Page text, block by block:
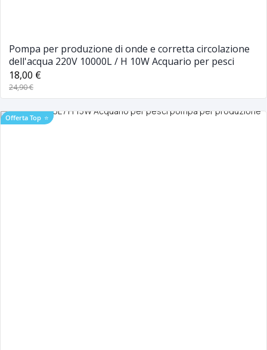
Pompa per produzione di onde e corretta circolazione
dell'acqua 220V 10000L / H 10W Acquario per pesci
18,00 €
24,90 €
Offerta Top ⭐